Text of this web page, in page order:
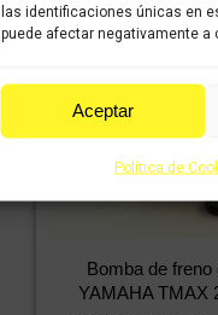
las identificaciones únicas en
puede afectar negativamente
Aceptar
Política de
Bomba de freno
YAMAHA TMAX